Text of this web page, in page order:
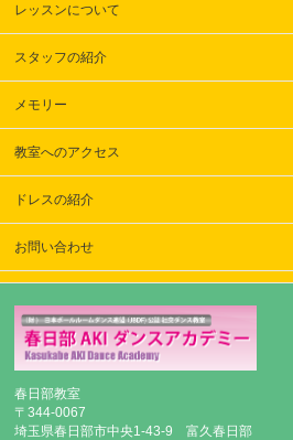
レッスンについて
スタッフの紹介
メモリー
教室へのアクセス
ドレスの紹介
お問い合わせ
春日部教室
〒344-0067
埼玉県春日部市中央1-43-9 富久春日部